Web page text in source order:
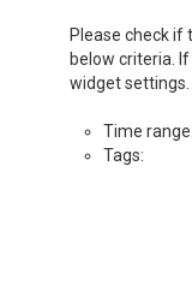
Please check if
below criteria.
widget settings.
Time
Tags: